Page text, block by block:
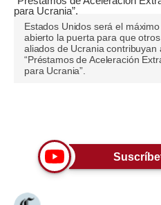
Opinión
Editorial
Pregunta de hoy
Lujo
Viajes
Moda
Estados Unidos será el
abierto la puerta para que
aliados de Ucrania contribuyan
“Préstamos de Aceleración
para Ucrania”.